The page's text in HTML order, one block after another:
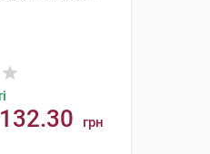
132.30 грн